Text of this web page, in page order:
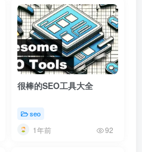
很棒的SEO工具大全
seo
1年前 92